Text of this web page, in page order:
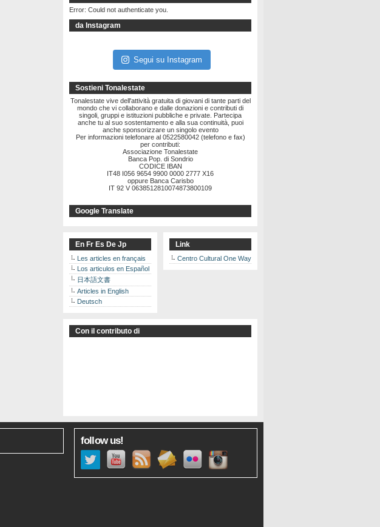
Error: Could not authenticate you.
da Instagram
Segui su Instagram
Sostieni Tonalestate
Tonalestate vive dell'attività gratuita di giovani di tante parti del
mondo che vi collaborano e dalle donazioni e contributi di
singoli, gruppi e istituzioni pubbliche e private. Partecipa
anche tu al suo sostentamento e alla sua continuità, puoi
anche sponsorizzare un singolo evento
Per informazioni telefonare al 0522580042 (telefono e fax)
per contributi:
Associazione Tonalestate
Banca Pop. di Sondrio
CODICE IBAN
IT48 I056 9654 9900 0000 2777 X16
oppure Banca Carisbo
IT 92 V 0638512810074873800109
Google Translate
En Fr Es De Jp
Les articles en français
Los articulos en Español
日本語文書
Articles in English
Deutsch
Link
Centro Cultural One Way
Con il contributo di
follow us!